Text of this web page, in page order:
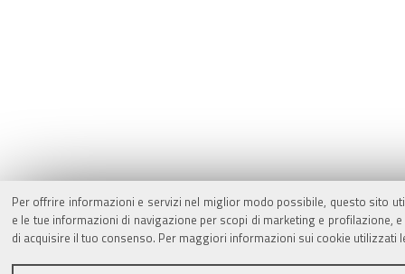
Per offrire informazioni e servizi nel miglior modo possibile, questo sito
e le tue informazioni di navigazione per scopi di marketing e
di acquisire il tuo consenso. Per maggiori informazioni sui cookie utilizzati